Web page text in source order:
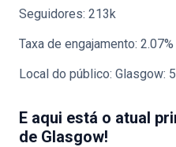
Seguidores: 213k
Taxa de engajamento: 2.07%
Local do público: Glasgow:
E aqui está o atual
de Glasgow!